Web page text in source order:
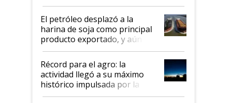
El petróleo desplazó a la
harina de soja como principal
producto exportado, y aún así
el agro aportó casi seis de cada
diez dólares y sostuvo el
liderazgo en un semestre
récord
Récord para el agro: la
actividad llegó a su máximo
histórico impulsada por la
cosecha y las exportaciones